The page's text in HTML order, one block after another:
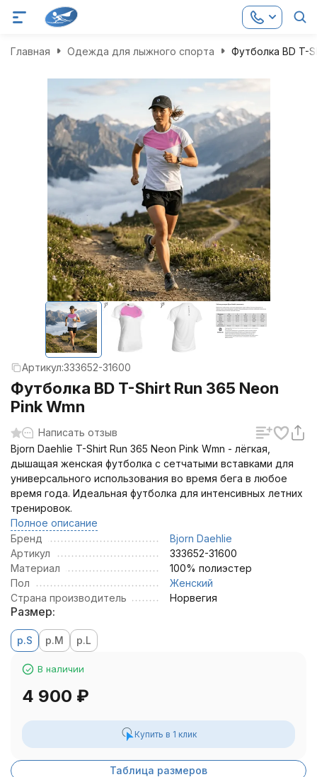
Главная Одежда для лыжного спорта Футболка BD T-
Артикул:333652-31600
Футболка BD T-Shirt Run 365 Neon
Pink Wmn
Написать отзыв
Bjorn Daehlie T-Shirt Run 365 Neon Pink Wmn - лёгкая,
дышащая женская футболка с сетчатыми вставками для
универсального использования во время бега в любое
время года. Идеальная футболка для интенсивных летних
тренировок.
Полное описание
Бренд
Bjorn Daehlie
Артикул
333652-31600
Материал
100% полиэстер
Пол
Женский
Страна производитель
Норвегия
Размер:
р.S р.M р.L
В наличии
4 900 ₽
Купить в 1 клик
Таблица размеров